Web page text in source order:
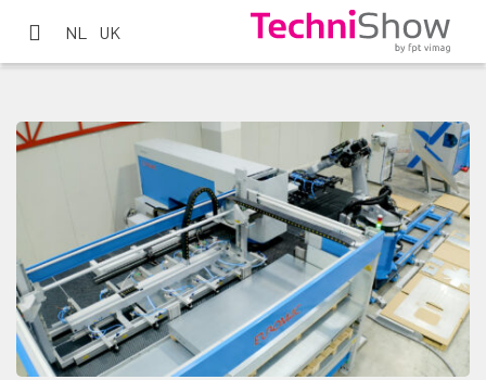
NL UK